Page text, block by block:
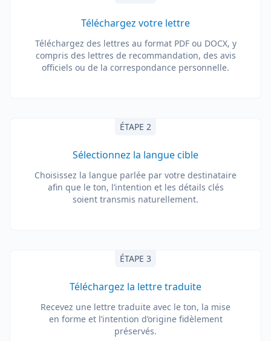
Téléchargez votre lettre
Téléchargez des lettres au format PDF ou DOCX, y
compris des lettres de recommandation, des avis
officiels ou de la correspondance personnelle.
ÉTAPE 2
Sélectionnez la langue cible
Choisissez la langue parlée par votre destinataire
afin que le ton, l’intention et les détails clés
soient transmis naturellement.
ÉTAPE 3
Téléchargez la lettre traduite
Recevez une lettre traduite avec le ton, la mise
en forme et l’intention d’origine fidèlement
préservés.